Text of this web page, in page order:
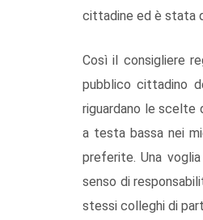
cittadine ed è stata
Così il consigliere
pubblico cittadino
riguardano le scelte
a testa bassa nei
preferite. Una
senso di
stessi colleghi di